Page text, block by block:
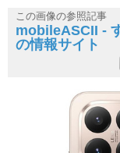
この画像の参照記事
mobileASCII -
の情報サイト